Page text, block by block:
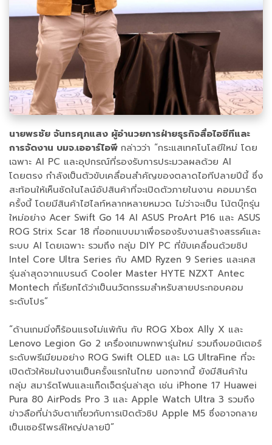
นายพรชัย จันทรศุภแสง ผู้อำนวยการฝ่ายธุรกิจสื่อไอซีทีและ
การจัดงาน บมจ.เออาร์ไอพี กล่าวว่า “กระแสเทคโนโลยีใหม่ โดย
เฉพาะ AI PC และอุปกรณ์ที่รองรับการประมวลผลด้วย AI
โดยตรง กำลังเป็นตัวขับเคลื่อนสำคัญของตลาดไอทีปลายปีนี้ ซึ่ง
สะท้อนให้เห็นชัดในไลน์อัปสินค้าที่จะเปิดตัวภายในงาน คอมมาร์ต
ครั้งนี้ โดยมีสินค้าไฮไลท์หลากหลายหมวด ไม่ว่าจะเป็น โน้ตบุ๊กรุ่น
ใหม่อย่าง Acer Swift Go 14 AI ASUS ProArt P16 และ ASUS
ROG Strix Scar 18 ที่ออกแบบมาเพื่อรองรับงานสร้างสรรค์และ
ระบบ AI โดยเฉพาะ รวมถึง กลุ่ม DIY PC ที่ขับเคลื่อนด้วยชิป
Intel Core Ultra Series กับ AMD Ryzen 9 Series และเคส
รุ่นล่าสุดจากแบรนด์ Cooler Master HYTE NZXT Antec
Montech ที่เรียกได้ว่าเป็นนวัตกรรมสำหรับสายประกอบคอม
ระดับโปร”
“ด้านเกมมิ่งก็ร้อนแรงไม่แพ้กัน กับ ROG Xbox Ally X และ
Lenovo Legion Go 2 เครื่องเกมพกพารุ่นใหม่ รวมถึงมอนิเตอร์
ระดับพรีเมียมอย่าง ROG Swift OLED และ LG UltraFine ที่จะ
เปิดตัวให้ชมในงานเป็นครั้งแรกในไทย นอกจากนี้ ยังมีสินค้าใน
กลุ่ม สมาร์ตโฟนและแก็ดเจ็ตรุ่นล่าสุด เช่น iPhone 17 Huawei
Pura 80 AirPods Pro 3 และ Apple Watch Ultra 3 รวมถึง
ข่าวลือที่น่าจับตาเกี่ยวกับการเปิดตัวชิป Apple M5 ซึ่งอาจกลาย
เป็นเซอร์ไพรส์ใหญ่ปลายปี”